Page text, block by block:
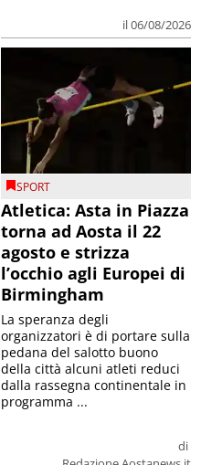
il 06/08/2026
SPORT
Atletica: Asta in Piazza
torna ad Aosta il 22
agosto e strizza
l’occhio agli Europei di
Birmingham
di
La speranza degli
organizzatori è di portare sulla
pedana del salotto buono
della città alcuni atleti reduci
dalla rassegna continentale in
programma ...